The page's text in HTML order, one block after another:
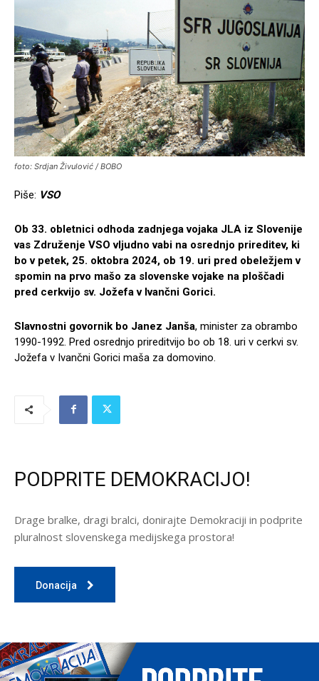
foto: Srdjan Živulović / BOBO
Piše: VSO
Ob 33. obletnici odhoda zadnjega vojaka JLA iz Slovenije
vas Združenje VSO vljudno vabi na osrednjo prireditev, ki
bo v petek, 25. oktobra 2024, ob 19. uri pred obeležjem v
spomin na prvo mašo za slovenske vojake na ploščadi
pred cerkvijo sv. Jožefa v Ivančni Gorici.
Slavnostni govornik bo Janez Janša, minister za obrambo
1990-1992. Pred osrednjo prireditvijo bo ob 18. uri v cerkvi sv.
Jožefa v Ivančni Gorici maša za domovino.
PODPRITE DEMOKRACIJO!
Drage bralke, dragi bralci, donirajte Demokraciji in podprite
pluralnost slovenskega medijskega prostora!
Donacija